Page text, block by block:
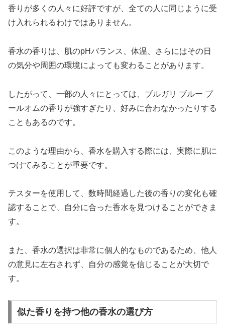
香りが多くの人々に好評ですが、全ての人に同じように受
け入れられるわけではありません。
香水の香りは、肌のpHバランス、体温、さらにはその日
の気分や周囲の環境によっても変わることがあります。
したがって、一部の人々にとっては、ブルガリ ブルー プ
ールオムの香りが強すぎたり、好みに合わなかったりする
こともあるのです。
このような理由から、香水を購入する際には、実際に肌に
つけてみることが重要です。
テスターを使用して、数時間経過した後の香りの変化も確
認することで、自分に合った香水を見つけることができま
す。
また、香水の選択は非常に個人的なものであるため、他人
の意見に左右されず、自分の感覚を信じることが大切で
す。
似た香りを持つ他の香水の選び方